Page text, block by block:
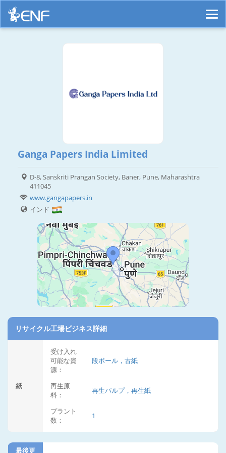
Ganga Papers India Limited
D-8, Sanskriti Prangan Society, Baner, Pune, Maharashtra
411045
www.gangapapers.in
インド
リサイクル工場ビジネス詳細
紙
受け入れ
可能な資
源：
段ボール，古紙
再生原
料：
再生パルプ，再生紙
プラント
数：
1
最後更